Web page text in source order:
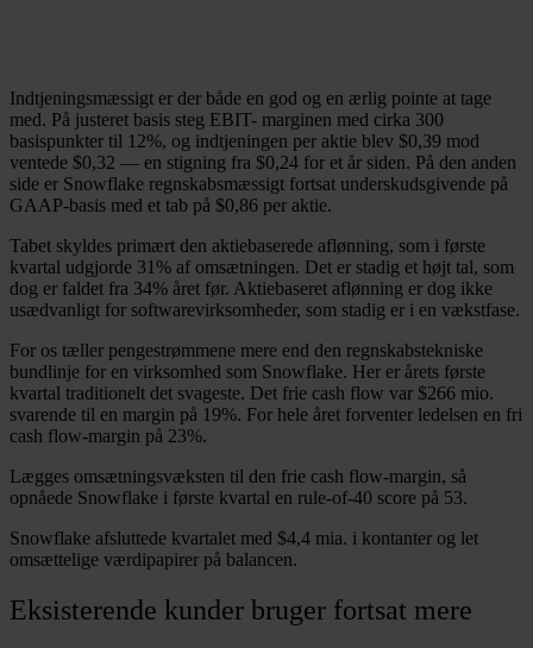
Indtjeningsmæssigt er der både en god og en ærlig pointe at tage
med. På justeret basis steg EBIT- marginen med cirka 300
basispunkter til 12%, og indtjeningen per aktie blev $0,39 mod
ventede $0,32 — en stigning fra $0,24 for et år siden. På den anden
side er Snowflake regnskabsmæssigt fortsat underskudsgivende på
GAAP-basis med et tab på $0,86 per aktie.
Tabet skyldes primært den aktiebaserede aflønning, som i første
kvartal udgjorde 31% af omsætningen. Det er stadig et højt tal, som
dog er faldet fra 34% året før. Aktiebaseret aflønning er dog ikke
usædvanligt for softwarevirksomheder, som stadig er i en vækstfase.
For os tæller pengestrømmene mere end den regnskabstekniske
bundlinje for en virksomhed som Snowflake. Her er årets første
kvartal traditionelt det svageste. Det frie cash flow var $266 mio.
svarende til en margin på 19%. For hele året forventer ledelsen en fri
cash flow-margin på 23%.
Lægges omsætningsvæksten til den frie cash flow-margin, så
opnåede Snowflake i første kvartal en rule-of-40 score på 53.
Snowflake afsluttede kvartalet med $4,4 mia. i kontanter og let
omsættelige værdipapirer på balancen.
Eksisterende kunder bruger fortsat mere